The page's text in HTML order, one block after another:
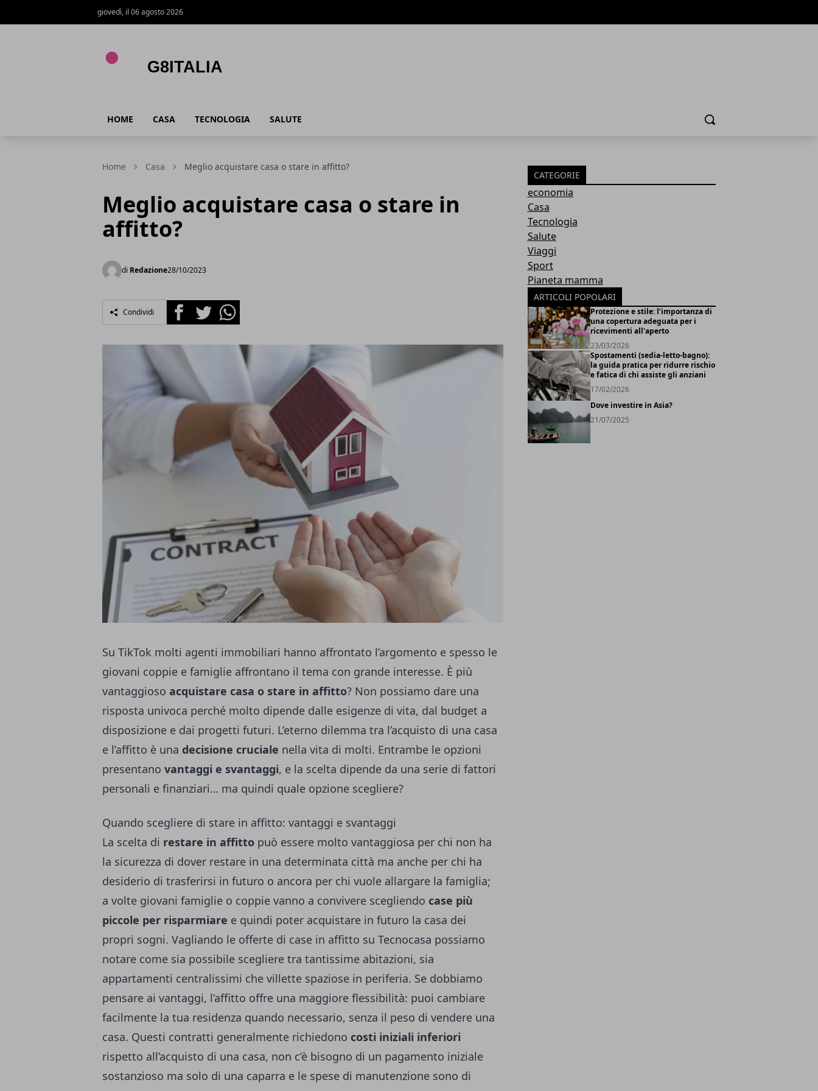
giovedì, il 06 agosto 2026
HOME CASA TECNOLOGIA SALUTE Cerca
Home Casa Meglio acquistare casa o stare in affitto?
Meglio acquistare casa o stare in
affitto?
di Redazione28/10/2023
Condividi FacebookTwitterWhatsapp
Su TikTok molti agenti immobiliari hanno affrontato l’argomento e spesso le
giovani coppie e famiglie affrontano il tema con grande interesse. È più
vantaggioso acquistare casa o stare in affitto? Non possiamo dare una
risposta univoca perché molto dipende dalle esigenze di vita, dal budget a
disposizione e dai progetti futuri. L’eterno dilemma tra l’acquisto di una casa
e l’affitto è una decisione cruciale nella vita di molti. Entrambe le opzioni
presentano vantaggi e svantaggi, e la scelta dipende da una serie di fattori
personali e finanziari… ma quindi quale opzione scegliere?
Quando scegliere di stare in affitto: vantaggi e svantaggi
La scelta di restare in affitto può essere molto vantaggiosa per chi non ha
la sicurezza di dover restare in una determinata città ma anche per chi ha
desiderio di trasferirsi in futuro o ancora per chi vuole allargare la famiglia;
a volte giovani famiglie o coppie vanno a convivere scegliendo case più
piccole per risparmiare e quindi poter acquistare in futuro la casa dei
propri sogni. Vagliando le offerte di case in affitto su Tecnocasa possiamo
notare come sia possibile scegliere tra tantissime abitazioni, sia
appartamenti centralissimi che villette spaziose in periferia. Se dobbiamo
pensare ai vantaggi, l’affitto offre una maggiore flessibilità: puoi cambiare
facilmente la tua residenza quando necessario, senza il peso di vendere una
casa. Questi contratti generalmente richiedono costi iniziali inferiori
rispetto all’acquisto di una casa, non c’è bisogno di un pagamento iniziale
sostanzioso ma solo di una caparra e le spese di manutenzione sono di
CATEGORIE
economia
Casa
Tecnologia
Salute
Viaggi
Sport
Pianeta mamma
ARTICOLI POPOLARI
Protezione e stile: l’importanza di
una copertura adeguata per i
ricevimenti all'aperto
23/03/2026
Spostamenti (sedia-letto-bagno):
la guida pratica per ridurre rischio
e fatica di chi assiste gli anziani
17/02/2026
Dove investire in Asia?
21/07/2025